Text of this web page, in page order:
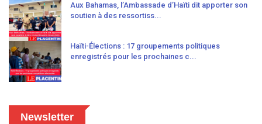
Aux Bahamas, l’Ambassade d’Haïti dit apporter son
soutien à des ressortiss...
Haïti-Élections : 17 groupements politiques
enregistrés pour les prochaines c...
Newsletter